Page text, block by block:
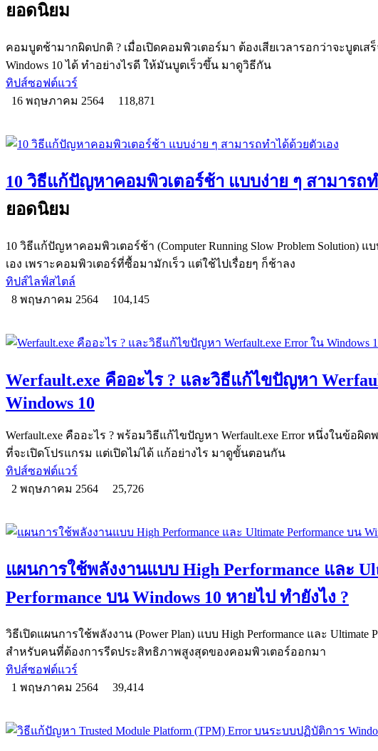
ยอดนิยม
คอมบูตช้ามากผิดปกติ ? เมื่อเปิดคอมพิวเตอร์มา ต้องเสียเวลารอกว่าจะบูตเส
Windows 10 ได้ ทำอย่างไรดี ให้มันบูตเร็วขึ้น มาดูวิธีกัน
ทิปส์ซอฟต์แวร์
16 พฤษภาคม 2564
118,871
10 วิธีแก้ปัญหาคอมพิวเตอร์ช้า แบบง่าย ๆ สามารถ
ยอดนิยม
10 วิธีแก้ปัญหาคอมพิวเตอร์ช้า (Computer Running Slow Problem Solution)
เอง เพราะคอมพิวเตอร์ที่ซื้อมามักเร็ว แต่ใช้ไปเรื่อยๆ ก็ช้าลง
ทิปส์ไลฟ์สไตล์
8 พฤษภาคม 2564
104,145
Werfault.exe คืออะไร ? และวิธีแก้ไขปัญหา
Windows 10
Werfault.exe คืออะไร ? พร้อมวิธีแก้ไขปัญหา Werfault.exe Error หนึ่งในข้อผิด
ที่จะเปิดโปรแกรม แต่เปิดไม่ได้ แก้อย่างไร มาดูขั้นตอนกัน
ทิปส์ซอฟต์แวร์
2 พฤษภาคม 2564
25,726
แผนการใช้พลังงานแบบ High Performance และ
Performance บน Windows 10 หายไป ทำยังไง ?
วิธีเปิดแผนการใช้พลังงาน (Power Plan) แบบ High Performance และ Ultimate
สำหรับคนที่ต้องการรีดประสิทธิภาพสูงสุดของคอมพิวเตอร์ออกมา
ทิปส์ซอฟต์แวร์
1 พฤษภาคม 2564
39,414